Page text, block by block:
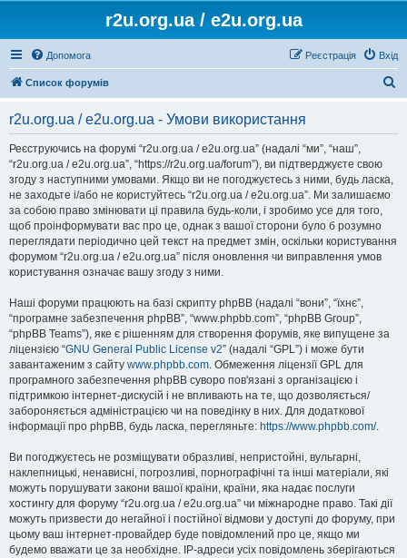
r2u.org.ua / e2u.org.ua
Допомога Вхід
Реєстрація
Список форумів
r2u.org.ua / e2u.org.ua - Умови використання
Реєструючись на форумі “r2u.org.ua / e2u.org.ua” (надалі “ми”, “наш”,
“r2u.org.ua / e2u.org.ua”, “https://r2u.org.ua/forum”), ви підтверджуєте свою
згоду з наступними умовами. Якщо ви не погоджуєтесь з ними, будь ласка,
не заходьте і/або не користуйтесь “r2u.org.ua / e2u.org.ua”. Ми залишаємо
за собою право змінювати ці правила будь-коли, і зробимо усе для того,
щоб проінформувати вас про це, однак з вашої сторони було б розумно
переглядати періодично цей текст на предмет змін, оскільки користування
форумом “r2u.org.ua / e2u.org.ua” після оновлення чи виправлення умов
користування означає вашу згоду з ними.
Наші форуми працюють на базі скрипту phpBB (надалі “вони”, “їхнє”,
“програмне забезпечення phpBB”, “www.phpbb.com”, “phpBB Group”,
“phpBB Teams”), яке є рішенням для створення форумів, яке випущене за
ліцензією “GNU General Public License v2” (надалі “GPL”) і може бути
завантаженим з сайту www.phpbb.com. Обмеження ліцензії GPL для
програмного забезпечення phpBB суворо пов'язані з організацією і
підтримкою інтернет-дискусій і не впливають на те, що дозволяється/
забороняється адміністрацією чи на поведінку в них. Для додаткової
інформації про phpBB, будь ласка, перегляньте: https://www.phpbb.com/.
Ви погоджуєтесь не розміщувати образливі, непристойні, вульгарні,
наклепницькі, ненависні, погрозливі, порнографічні та інші матеріали, які
можуть порушувати закони вашої країни, країни, яка надає послуги
хостингу для форуму “r2u.org.ua / e2u.org.ua” чи міжнародне право. Такі дії
можуть призвести до негайної і постійної відмови у доступі до форуму, при
цьому ваш інтернет-провайдер буде повідомлений про це, якщо ми
будемо вважати це за необхідне. IP-адреси усіх повідомлень зберігаються